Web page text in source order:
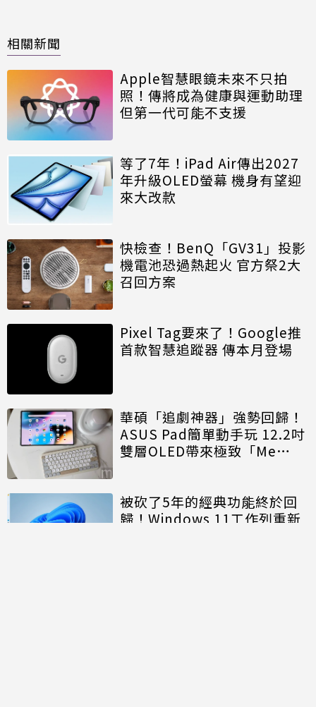
相關新聞
Apple智慧眼鏡未來不只拍
照！傳將成為健康與運動助理
但第一代可能不支援
等了7年！iPad Air傳出2027
年升級OLED螢幕 機身有望迎
來大改款
快檢查！BenQ「GV31」投影
機電池恐過熱起火 官方祭2大
召回方案
Pixel Tag要來了！Google推
首款智慧追蹤器 傳本月登場
華碩「追劇神器」強勢回歸！
ASUS Pad簡單動手玩 12.2吋
雙層OLED帶來極致「Me
被砍了5年的經典功能終於回
歸！Windows 11工作列重新